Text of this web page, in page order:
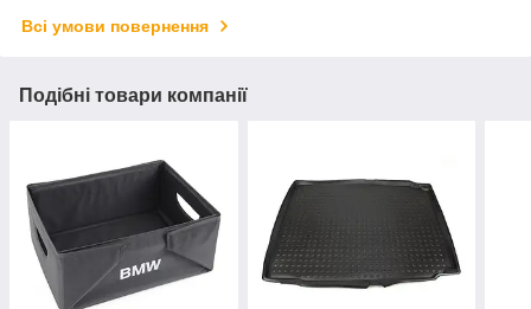
Всі умови повернення
Подібні товари компанії